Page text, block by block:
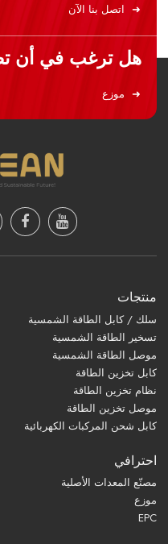
اتصل بنا الآن
هل ترغب في أن
موزع
منتجات
سلك / كابل الطاقة الشمسية
تسخير الطاقة الشمسية
موصل الطاقة الشمسية
كابل تخزين الطاقة
نظام تخزين الطاقة
موصل تخزين الطاقة
كابل شحن المركبات الكهربائية
احترافي
مصنّع المعدات الأصلية
موزع
EPC